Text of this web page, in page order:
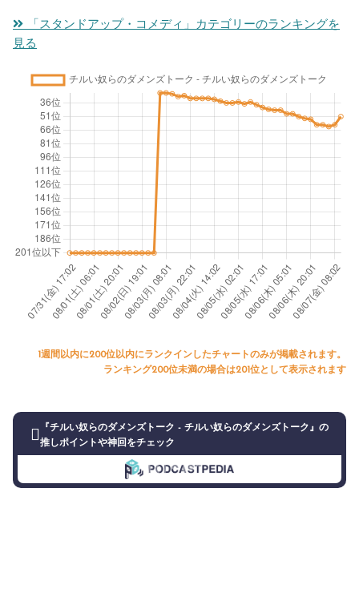
「スタンドアップ・コメディ」カテゴリーのランキングを
見る
1週間以内に200位以内にランクインしたチャートのみが掲載されます。
ランキング200位未満の場合は201位として表示されます
『チルい奴らのダメンズトーク - チルい奴らのダメンズトーク』の
推しポイントや神回をチェック